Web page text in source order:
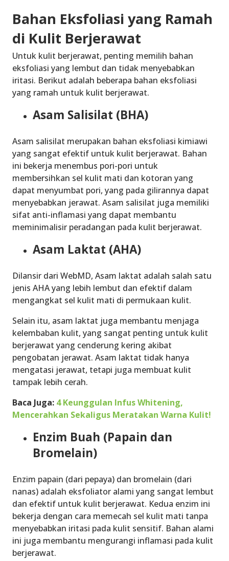
Bahan Eksfoliasi yang Ramah
di Kulit Berjerawat
Untuk kulit berjerawat, penting memilih bahan
eksfoliasi yang lembut dan tidak menyebabkan
iritasi. Berikut adalah beberapa bahan eksfoliasi
yang ramah untuk kulit berjerawat.
Asam Salisilat (BHA)
Asam salisilat merupakan bahan eksfoliasi kimiawi
yang sangat efektif untuk kulit berjerawat. Bahan
ini bekerja menembus pori-pori untuk
membersihkan sel kulit mati dan kotoran yang
dapat menyumbat pori, yang pada gilirannya dapat
menyebabkan jerawat. Asam salisilat juga memiliki
sifat anti-inflamasi yang dapat membantu
meminimalisir peradangan pada kulit berjerawat.
Asam Laktat (AHA)
Dilansir dari WebMD, Asam laktat adalah salah satu
jenis AHA yang lebih lembut dan efektif dalam
mengangkat sel kulit mati di permukaan kulit.
Selain itu, asam laktat juga membantu menjaga
kelembaban kulit, yang sangat penting untuk kulit
berjerawat yang cenderung kering akibat
pengobatan jerawat. Asam laktat tidak hanya
mengatasi jerawat, tetapi juga membuat kulit
tampak lebih cerah.
Baca Juga: 4 Keunggulan Infus Whitening,
Mencerahkan Sekaligus Meratakan Warna Kulit!
Enzim Buah (Papain dan
Bromelain)
Enzim papain (dari pepaya) dan bromelain (dari
nanas) adalah eksfoliator alami yang sangat lembut
dan efektif untuk kulit berjerawat. Kedua enzim ini
bekerja dengan cara memecah sel kulit mati tanpa
menyebabkan iritasi pada kulit sensitif. Bahan alami
ini juga membantu mengurangi inflamasi pada kulit
berjerawat.